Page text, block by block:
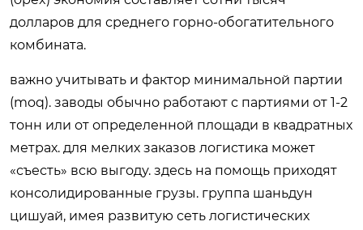
долларов для среднего горно-обогатительного
комбината.
важно учитывать и фактор минимальной партии
(moq). заводы обычно работают с партиями от 1-2
тонн или от определенной площади в квадратных
метрах. для мелких заказов логистика может
«съесть» всю выгоду. здесь на помощь приходят
консолидированные грузы. группа шаньдун
цишуай, имея развитую сеть логистических